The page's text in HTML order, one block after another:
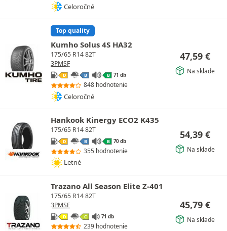
Celoročné
Top quality
Kumho Solus 4S HA32
175/65 R14 82T
3PMSF
D B B 71 db
848 hodnotenie
Celoročné
47,59 €
Na sklade
Hankook Kinergy ECO2 K435
175/65 R14 82T
D B B 70 db
355 hodnotenie
Letné
54,39 €
Na sklade
Trazano All Season Elite Z-401
175/65 R14 82T
3PMSF
D C 71 db
239 hodnotenie
45,79 €
Na sklade